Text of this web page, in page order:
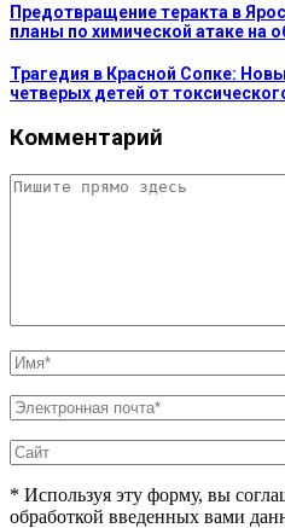
Предотвращение теракта в
планы по химической атаке на
Трагедия в Красной Сопке:
четверых детей от
Комментарий
* Используя эту форму, вы
обработкой введенных вами